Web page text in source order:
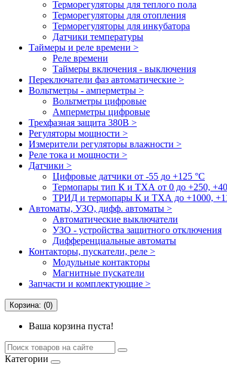
Терморегуляторы для теплого пола
Терморегуляторы для отопления
Терморегуляторы для инкубатора
Датчики температуры
Таймеры и реле времени >
Реле времени
Таймеры включения - выключения
Переключатели фаз автоматические >
Вольтметры - амперметры >
Вольтметры цифровые
Амперметры цифровые
Трехфазная защита 380В >
Регуляторы мощности >
Измерители регуляторы влажности >
Реле тока и мощности >
Датчики >
Цифровые датчики от -55 до +125 °С
Термопары тип К и ТХА от 0 до +250,
ТРИД и термопары К и ТХА до +1000,
Автоматы, УЗО, дифф. автоматы >
Автоматические выключатели
УЗО - устройства защитного отключения
Дифференциальные автоматы
Контакторы, пускатели, реле >
Модульные контакторы
Магнитные пускатели
Запчасти и комплектующие >
Корзина: (0)
Ваша корзина пуста!
Категории